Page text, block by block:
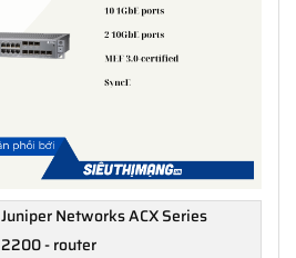
Juniper Networks ACX Series
2200 - router